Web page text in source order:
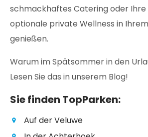
schmackhaftes Catering oder Ihre
optionale private Wellness in
genießen.
Warum im Spätsommer in den
Lesen Sie das in unserem Blog!
Sie finden TopParken:
Auf der Veluwe